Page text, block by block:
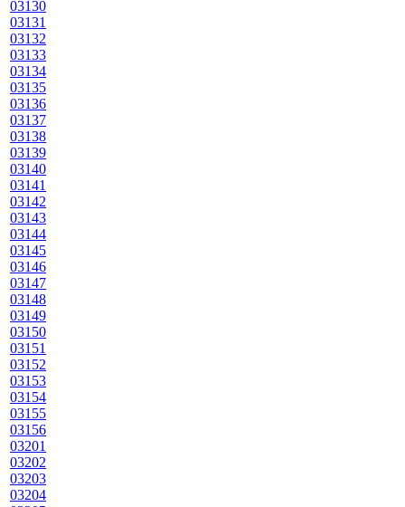
03130
03131
03132
03133
03134
03135
03136
03137
03138
03139
03140
03141
03142
03143
03144
03145
03146
03147
03148
03149
03150
03151
03152
03153
03154
03155
03156
03201
03202
03203
03204